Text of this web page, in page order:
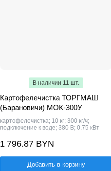
В наличии 11 шт.
Картофелечистка ТОРГМАШ
(Барановичи) МОК-300У
картофелечистка; 10 кг; 300 кг/ч;
подключение к воде; 380 В; 0.75 кВт
1 796.87 BYN
Добавить в корзину